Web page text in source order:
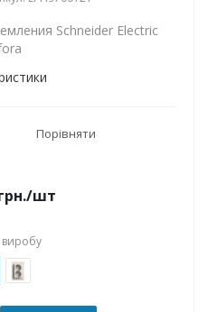
Schneider Electric
Порівняти
/шт
виробу